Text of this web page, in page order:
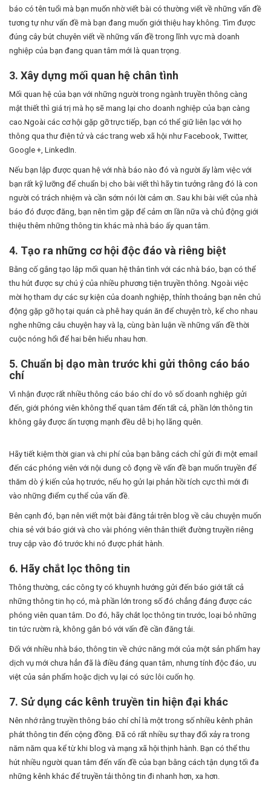
báo có tên tuổi mà bạn muốn nhờ viết bài có thường viết về những vấn đề
tương tự như vấn đề mà bạn đang muốn giới thiệu hay không. Tìm được
đúng cây bút chuyên viết về những vấn đề trong lĩnh vực mà doanh
nghiệp của bạn đang quan tâm mới là quan trọng.
3. Xây dựng mối quan hệ chân tình
Mối quan hệ của bạn với những người trong ngành truyền thông càng
mật thiết thì giá trị mà họ sẽ mang lại cho doanh nghiệp của bạn càng
cao.Ngoài các cơ hội gặp gỡ trực tiếp, bạn có thể giữ liên lạc với họ
thông qua thư điện tử và các trang web xã hội như Facebook, Twitter,
Google +, LinkedIn.
Nếu bạn lập được quan hệ với nhà báo nào đó và người ấy làm việc với
bạn rất kỹ lưỡng để chuẩn bị cho bài viết thì hãy tin tưởng rằng đó là con
người có trách nhiệm và cần sớm nói lời cảm ơn. Sau khi bài viết của nhà
báo đó được đăng, bạn nên tìm gặp để cảm ơn lần nữa và chủ động giới
thiệu thêm những thông tin khác mà nhà báo ấy quan tâm.
4. Tạo ra những cơ hội độc đáo và riêng biệt
Bằng cố gắng tạo lập mối quan hệ thân tình với các nhà báo, bạn có thể
thu hút được sự chú ý của nhiều phương tiện truyền thông. Ngoài việc
mời họ tham dự các sự kiện của doanh nghiệp, thỉnh thoảng bạn nên chủ
động gặp gỡ họ tại quán cà phê hay quán ăn để chuyện trò, kể cho nhau
nghe những câu chuyện hay và lạ, cùng bàn luận về những vấn đề thời
cuộc nóng hổi để hai bên hiểu nhau hơn.
5. Chuẩn bị dạo màn trước khi gửi thông cáo báo
chí
Vì nhận được rất nhiều thông cáo báo chí do vô số doanh nghiệp gửi
đến, giới phóng viên không thể quan tâm đến tất cả, phần lớn thông tin
không gây được ấn tượng mạnh đều dễ bị họ lãng quên.
Hãy tiết kiệm thời gian và chi phí của bạn bằng cách chỉ gửi đi một email
đến các phóng viên với nội dung cô đọng về vấn đề bạn muốn truyền để
thăm dò ý kiến của họ trước, nếu họ gửi lại phản hồi tích cực thì mới đi
vào những điểm cụ thể của vấn đề.
Bên cạnh đó, bạn nên viết một bài đăng tải trên blog về câu chuyện muốn
chia sẻ với báo giới và cho vài phóng viên thân thiết đường truyền riêng
truy cập vào đó trước khi nó được phát hành.
6. Hãy chắt lọc thông tin
Thông thường, các công ty có khuynh hướng gửi đến báo giới tất cả
những thông tin họ có, mà phần lớn trong số đó chẳng đáng được các
phóng viên quan tâm. Do đó, hãy chắt lọc thông tin trước, loại bỏ những
tin tức rườm rà, không gắn bó với vấn đề cần đăng tải.
Đối với nhiều nhà báo, thông tin về chức năng mới của một sản phẩm hay
dịch vụ mới chưa hẳn đã là điều đáng quan tâm, nhưng tính độc đáo, ưu
việt của sản phẩm hoặc dịch vụ lại có sức lôi cuốn họ.
7. Sử dụng các kênh truyền tin hiện đại khác
Nên nhớ rằng truyền thông báo chí chỉ là một trong số nhiều kênh phân
phát thông tin đến cộng đồng. Đã có rất nhiều sự thay đổi xảy ra trong
năm năm qua kể từ khi blog và mạng xã hội thịnh hành. Bạn có thể thu
hút nhiều người quan tâm đến vấn đề của bạn bằng cách tận dụng tối đa
những kênh khác để truyền tải thông tin đi nhanh hơn, xa hơn.